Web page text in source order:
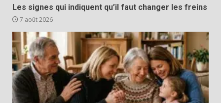
Les signes qui indiquent qu’il faut changer les freins
7 août 2026